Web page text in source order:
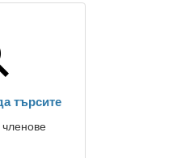
търсите